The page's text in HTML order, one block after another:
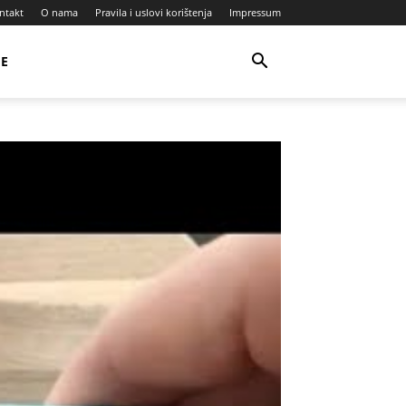
O nama Pravila i uslovi korištenja Impressum